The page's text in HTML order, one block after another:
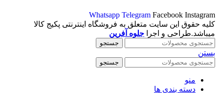
Whatsapp Telegram Facebook Instagram
کلیه حقوق این سایت متعلق به فروشگاه اینترنتی پکیج کالا
میباشد.طراحی و اجرا جلوه آفرین
جستجو
بستن
جستجو
منو
دسته بندی ها